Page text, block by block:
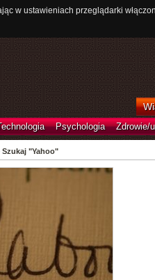
w ustawieniach przeglądarki
Psychologia Zdrowie/
Szukaj "Yahoo"